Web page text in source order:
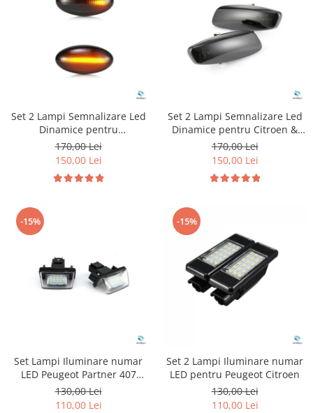
Volkswagen
Dopuri anulare clapete admisie
Kit reparatie faruri
95%
Eleron Portbagaj
Set 2 Lampi Semnalizare Led
Dinamice pentru
Peugeot&Citroen
170,00 Lei
150,00 Lei
Set 2 Lampi Semnalizare Led
Dinamice pentru Citroen &
Peugeot
170,00 Lei
150,00 Lei
-15%
Set Lampi Iluminare numar
LED Peugeot Partner 407
Citroen C4
130,00 Lei
110,00 Lei
-15%
Set 2 Lampi Iluminare numar
LED pentru Peugeot Citroen
130,00 Lei
110,00 Lei